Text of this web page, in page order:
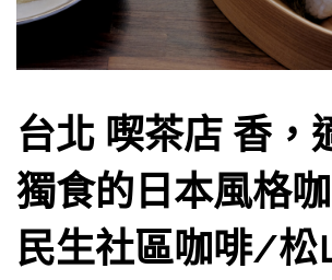
台北 喫茶店 香，
獨食的日本風格
民生社區咖啡/松